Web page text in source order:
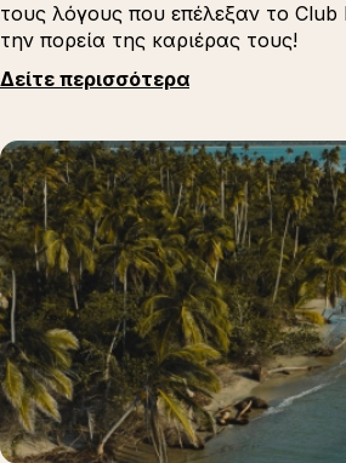
τους λόγους που επέλεξαν το Club
την πορεία της καριέρας τους!
Δείτε περισσότερα